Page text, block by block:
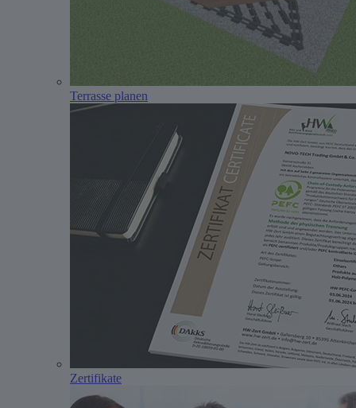
Terrasse planen
Zertifikate